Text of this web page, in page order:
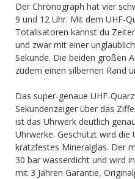
Der Chronograph hat vier
9 und 12 Uhr. Mit dem UHF-
Totalisatoren kannst du
und zwar mit einer
Sekunde. Die beiden großen
zudem einen silbernen Rand
Das super-genaue UHF-
Sekundenzeiger über das
ist das Uhrwerk deutlich
Uhrwerke. Geschützt wird die
kratzfestes Mineralglas. Der
30 bar wasserdicht und wird
mit 3 Jahren Garantie,